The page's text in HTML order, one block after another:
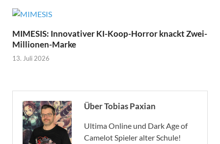
MIMESIS: Innovativer KI-Koop-Horror knackt Zwei-
Millionen-Marke
13. Juli 2026
Über Tobias Paxian
Ultima Online und Dark Age of
Camelot Spieler alter Schule!